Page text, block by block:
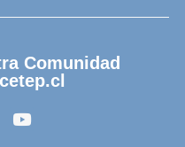
Comunidad